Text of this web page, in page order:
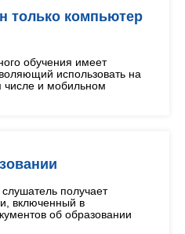
только компьютер
обучения имеет
использовать на
числе и мобильном
получает
включенный в
об образовании